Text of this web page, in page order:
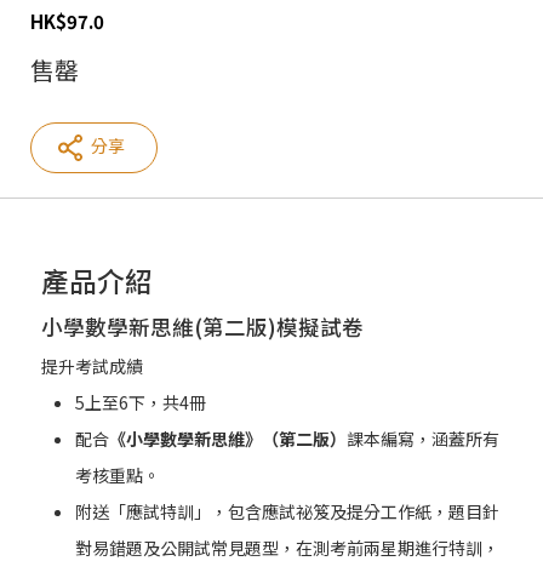
HK$97.0
售罄
分享
產品介紹
小學數學新思維(第二版)模擬試卷
提升考試成績
5上至6下，共4冊
配合《小學數學新思維》（第二版） 課本編寫，涵蓋所有
考核重點。
附送「應試特訓」，包含應試祕笈及提分工作紙，題目針
對易錯題及公開試常見題型，在測考前兩星期進行特訓，